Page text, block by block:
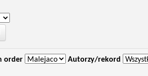
order Autorzy/rekord